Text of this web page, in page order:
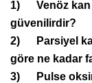
1) Venöz kan
güvenilirdir?
2) Parsiyel
göre ne kadar
3) Pulse